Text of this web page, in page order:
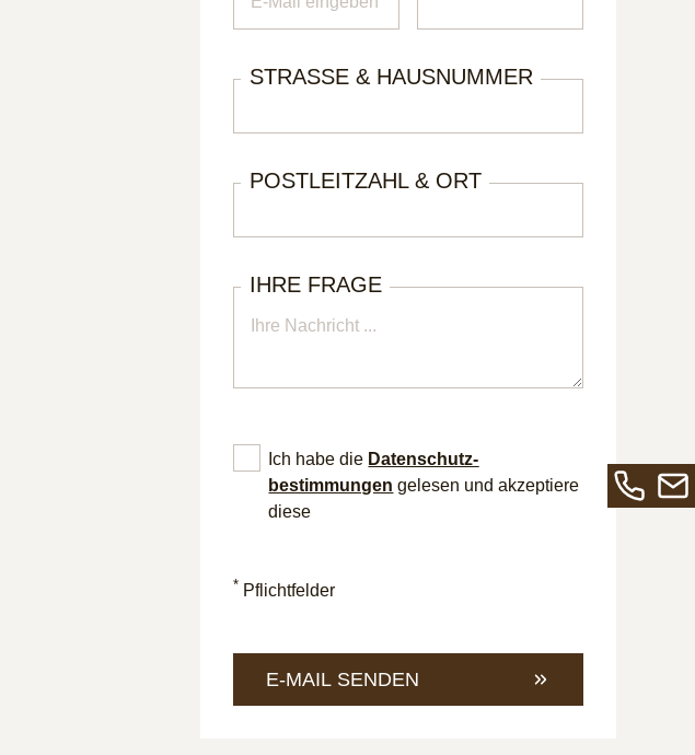
STRASSE & HAUSNUMMER
POSTLEITZAHL & ORT
IHRE FRAGE
Ich habe die Datenschutz­
bestimmungen gelesen und akzeptiere
diese
* Pflichtfelder
E-MAIL SENDEN